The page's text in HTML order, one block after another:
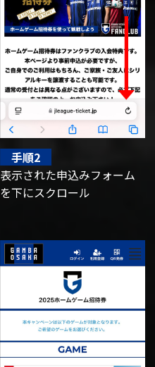
手順2
表示された申込みフォーム
を下にスクロール